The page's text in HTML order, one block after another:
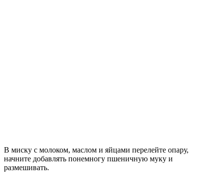
В миску с молоком, маслом и яйцами перелейте опару,
начните добавлять понемногу пшеничную муку и
размешивать.